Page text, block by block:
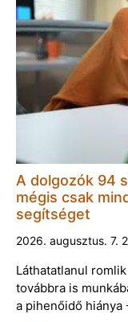
A dolgozók 94
mégis csak
segítséget
2026. augusztus. 7.
Láthatatlanul
továbbra is
a pihenőidő hiánya